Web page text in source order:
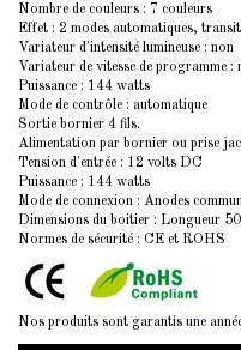
Nombre de couleurs : 7 couleurs
Effet : 2 modes automatiques,
Variateur d'intensité lumineuse : non
Variateur de vitesse de programme :
Puissance : 144 watts
Mode de contrôle : automatique
Sortie bornier 4 fils.
Alimentation par bornier ou prise
Tension d'entrée : 12 volts DC
Puissance : 144 watts
Mode de connexion : Anodes
Dimensions du boitier : Longueur
Normes de sécurité : CE et ROHS
Nos produits sont garantis une